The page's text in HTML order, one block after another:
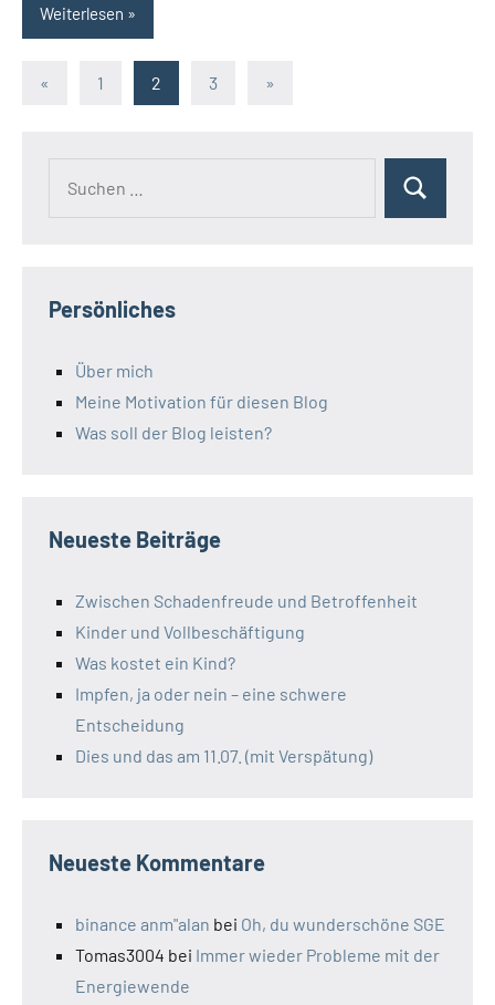
Weiterlesen
Seitennummerierung
Beiträge
« Vorherige
1 2 3
Nächste
»
Suchen
Persönliches
Über mich
Meine Motivation für diesen Blog
Was soll der Blog leisten?
Neueste Beiträge
Zwischen Schadenfreude und Betroffenheit
Kinder und Vollbeschäftigung
Was kostet ein Kind?
Impfen, ja oder nein – eine schwere
Entscheidung
Dies und das am 11.07. (mit Verspätung)
Neueste Kommentare
binance anm"alan bei Oh, du wunderschöne SGE
Tomas3004 bei Immer wieder Probleme mit der
Energiewende